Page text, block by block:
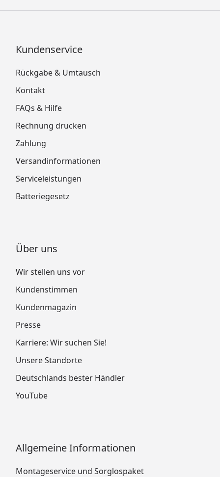
Kundenservice
Rückgabe & Umtausch
Kontakt
FAQs & Hilfe
Rechnung drucken
Zahlung
Versandinformationen
Serviceleistungen
Batteriegesetz
Über uns
Wir stellen uns vor
Kundenstimmen
Kundenmagazin
Presse
Karriere: Wir suchen Sie!
Unsere Standorte
Deutschlands bester Händler
YouTube
Allgemeine Informationen
Montageservice und Sorglospaket